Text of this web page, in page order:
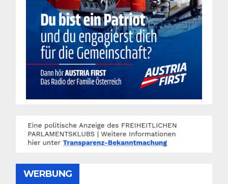
WERBUNG